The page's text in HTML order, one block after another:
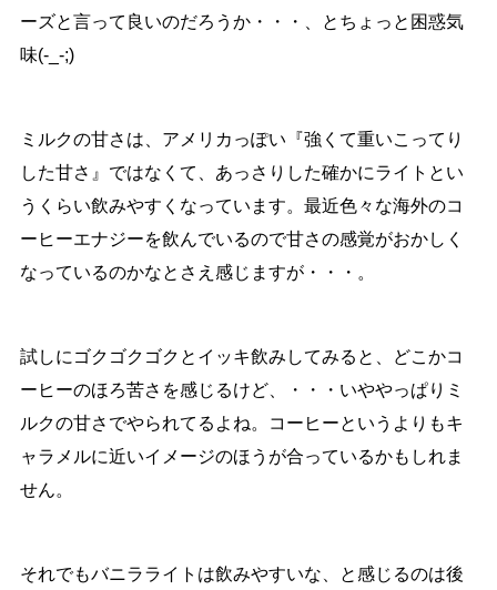
ーズと言って良いのだろうか・・・、とちょっと困惑気
味(-_-;)
ミルクの甘さは、アメリカっぽい『強くて重いこってり
した甘さ』ではなくて、あっさりした確かにライトとい
うくらい飲みやすくなっています。最近色々な海外のコ
ーヒーエナジーを飲んでいるので甘さの感覚がおかしく
なっているのかなとさえ感じますが・・・。
試しにゴクゴクゴクとイッキ飲みしてみると、どこかコ
ーヒーのほろ苦さを感じるけど、・・・いややっぱりミ
ルクの甘さでやられてるよね。コーヒーというよりもキ
ャラメルに近いイメージのほうが合っているかもしれま
せん。
それでもバニラライトは飲みやすいな、と感じるのは後